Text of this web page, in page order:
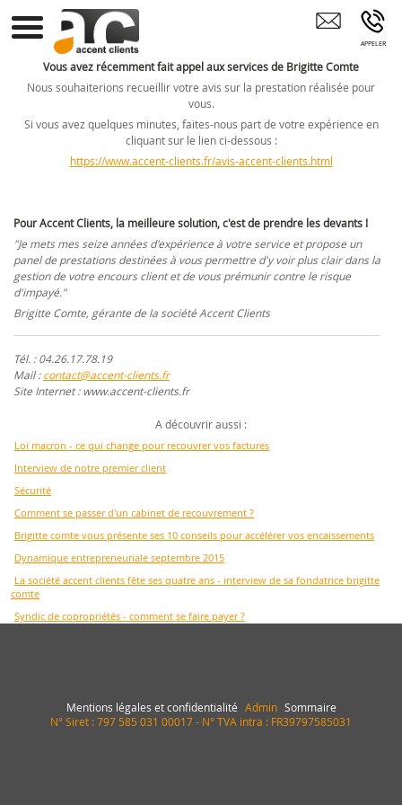
Vous avez récemment fait appel aux services de Brigitte Comte
Nous souhaiterions recueillir votre avis sur la prestation réalisée pour
vous.
Si vous avez quelques minutes, faites-nous part de votre expérience en
cliquant sur le lien ci-dessous :
https://www.accent-clients.fr/avis-accent-clients.html
Pour Accent Clients, la meilleure solution, c'est de prendre les devants !
"Je mets mes seize années d'expérience à votre service et propose un
panel de prestations destinées à vous permettre d'y voir plus clair dans la
gestion de votre encours client et de vous prémunir contre le risque
d'impayé."
Brigitte Comte, gérante de la société Accent Clients
Tél. : 04.26.17.78.19
Mail :contact@accent-clients.fr
Site Internet : www.accent-clients.fr
A découvrir aussi :
Loi macron - ce qui change pour recouvrer vos factures
Interview de notre premier client
Sécurité
Comment se passer d'un cabinet de recouvrement ?
Brigitte comte vous présente ses 10 conseils pour accélérer vos encaissements
Dynamique entrepreneuriale septembre 2015
La société accent clients fête ses quatre ans - interview de sa fondatrice brigitte
comte
Syndic de copropriétés - comment se faire payer ?
Mentions légales et confidentialité Admin Sommaire
N° Siret : 797 585 031 00017 - N° TVA intra : FR39797585031